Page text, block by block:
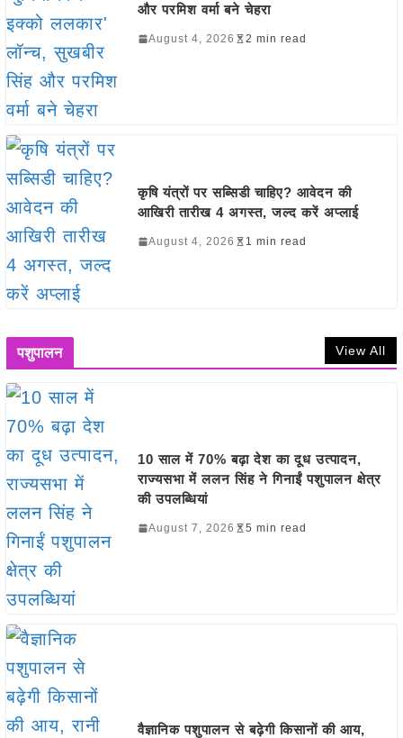
और परमिश वर्मा बने चेहरा
August 4, 2026 2 min read
कृषि यंत्रों पर सब्सिडी चाहिए? आवेदन की
आखिरी तारीख 4 अगस्त, जल्द करें अप्लाई
August 4, 2026 1 min read
पशुपालन View All
10 साल में 70% बढ़ा देश का दूध उत्पादन,
राज्यसभा में ललन सिंह ने गिनाईं पशुपालन क्षेत्र
की उपलब्धियां
August 7, 2026 5 min read
वैज्ञानिक पशुपालन से बढ़ेगी किसानों की आय,